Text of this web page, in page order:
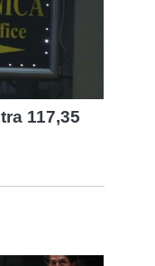
117,35